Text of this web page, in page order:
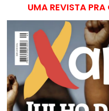
UMA REVISTA